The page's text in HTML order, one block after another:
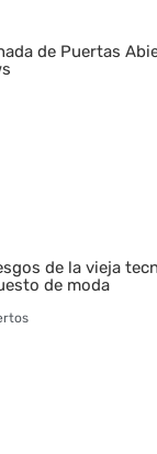
de Puertas
de la vieja
de moda